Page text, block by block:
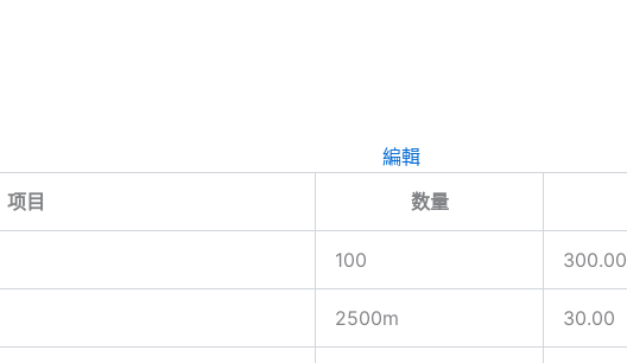
編輯
项目
数量
100 300.00
2500m 30.00